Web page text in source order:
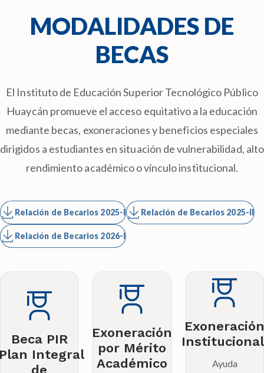
MODALIDADES DE
BECAS
El Instituto de Educación Superior Tecnológico Público
Huaycán promueve el acceso equitativo a la educación
mediante becas, exoneraciones y beneficios especiales
dirigidos a estudiantes en situación de vulnerabilidad, alto
rendimiento académico o vínculo institucional.
Relación de Becarios 2025-I Relación de Becarios 2025-II
Relación de Becarios 2026-I
Beca PIR
Integral
de
MÁS
INFORMACIÓN
beneficiarios
reconocidos
por la Ley N.º
Exoneración
por Mérito
Académico
INFORMACIÓN
Primer
puesto:
del 100%
del pago
por derecho
Ayuda
Dirigida a
personal
docente,
administrativo,
sus cónyuges e
ingresen al
Requiere